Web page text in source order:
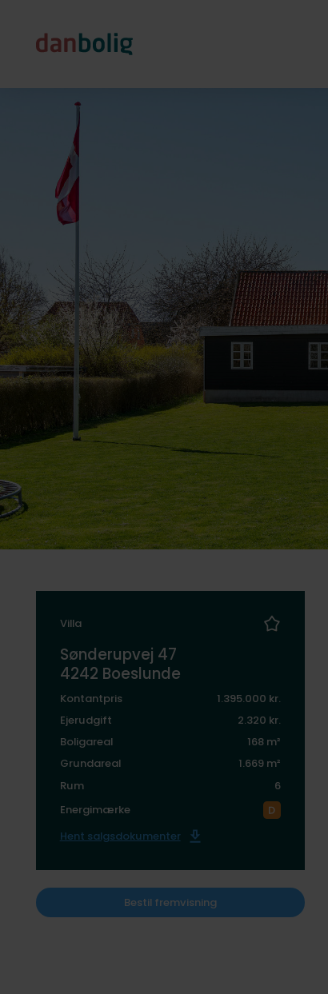
Villa
Sønderupvej 47
4242 Boeslunde
Kontantpris
1.395.000 kr.
Ejerudgift
2.320 kr.
Boligareal
168 m²
Grundareal
1.669 m²
Rum
6
Energimærke
Hent salgsdokumenter
Bestil fremvisning